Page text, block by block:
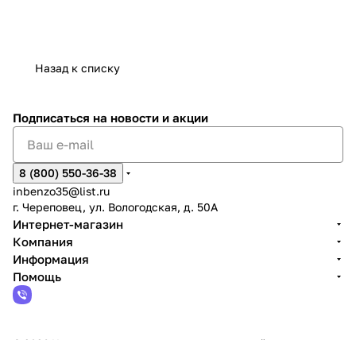
Назад к списку
Подписаться на новости и акции
8 (800) 550-36-38
inbenzo35@list.ru
г. Череповец, ул. Вологодская, д. 50А
Интернет-магазин
Компания
Информация
Помощь